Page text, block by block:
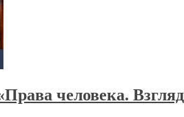
человека.